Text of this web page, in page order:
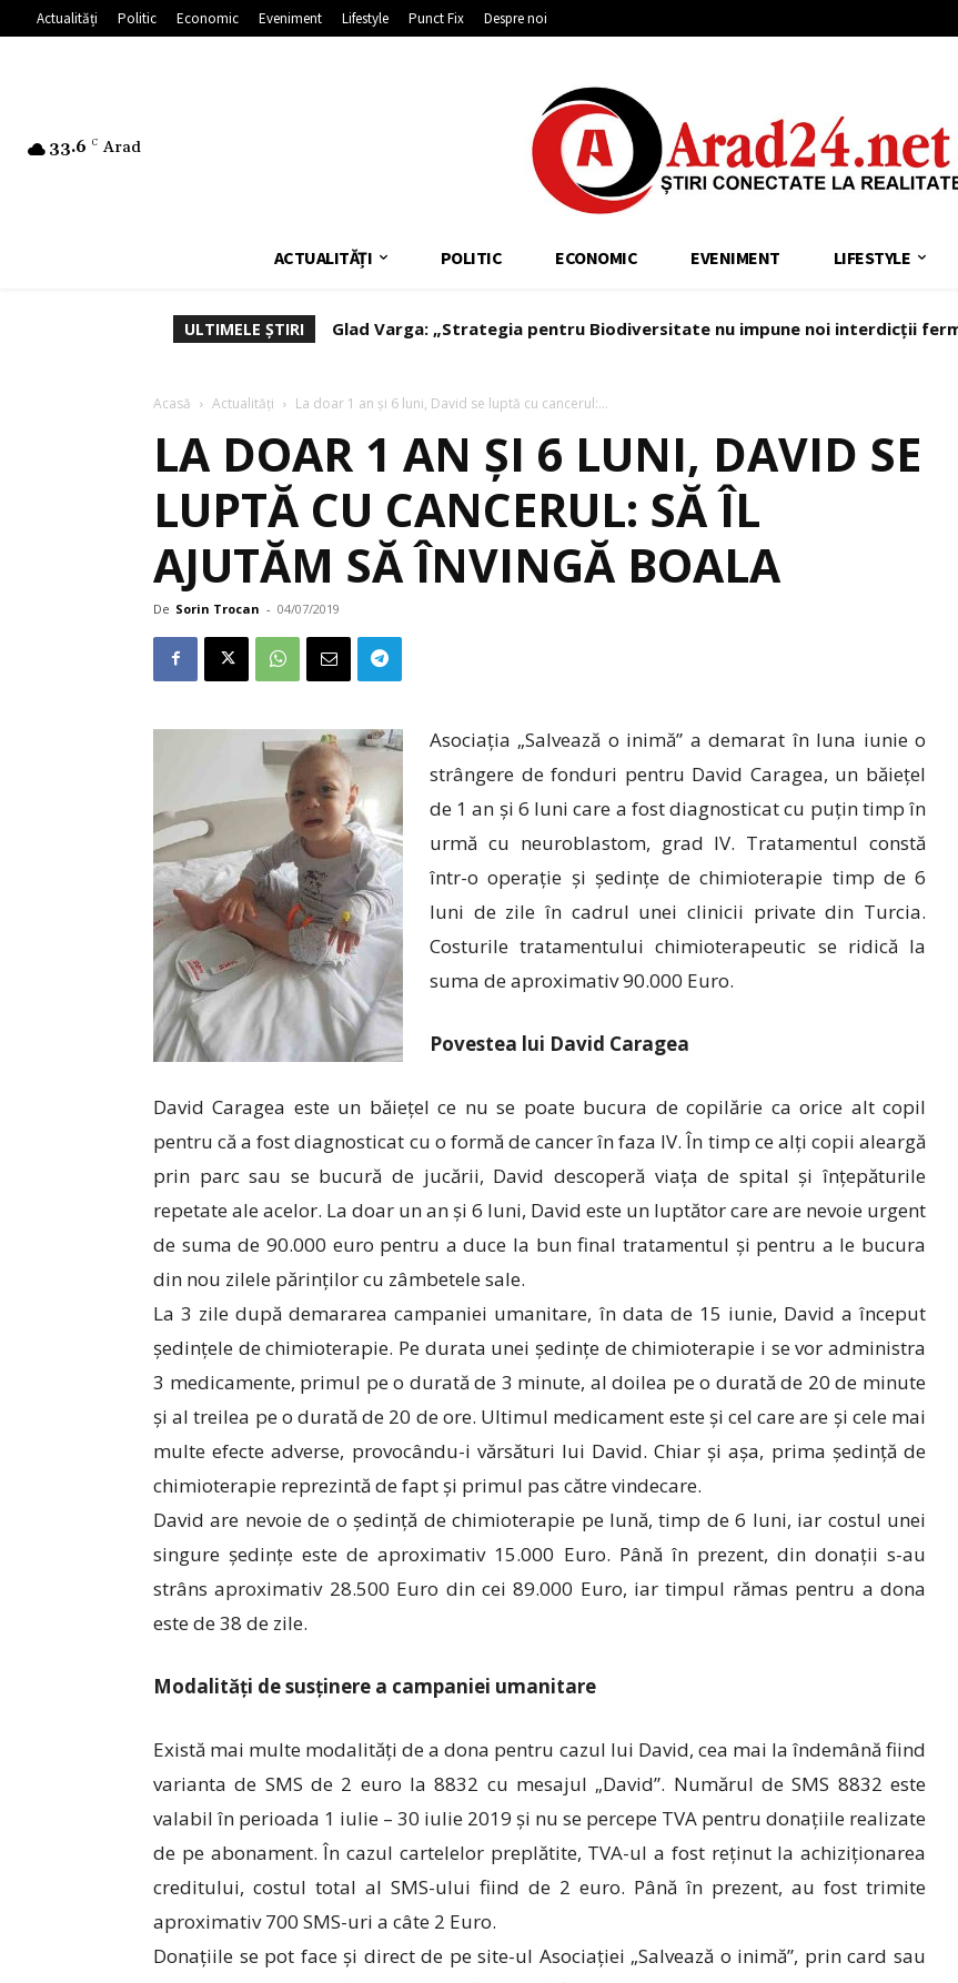
Actualități Politic Economic Eveniment Lifestyle Punct Fix Despre noi
33.6 C Arad
ACTUALITĂȚI POLITIC ECONOMIC EVENIMENT LIFESTYLE
ULTIMELE ȘTIRI
Glad Varga: „Strategia pentru Biodiversitate nu impune noi interdicții
Deputatul Vasile Nagy: Locuitorii din Sântana au dreptul la un oraș mai
Acasă Actualități La doar 1 an și 6 luni, David se luptă cu cancerul:...
LA DOAR 1 AN ȘI 6 LUNI, DAVID SE
LUPTĂ CU CANCERUL: SĂ ÎL
AJUTĂM SĂ ÎNVINGĂ BOALA
De Sorin Trocan - 04/07/2019
Asociația „Salvează o inimă” a demarat în luna iunie o
strângere de fonduri pentru David Caragea, un băiețel
de 1 an și 6 luni care a fost diagnosticat cu puțin timp în
urmă cu neuroblastom, grad IV. Tratamentul constă
într-o operație și ședințe de chimioterapie timp de 6
luni de zile în cadrul unei clinicii private din Turcia.
Costurile tratamentului chimioterapeutic se ridică la
suma de aproximativ 90.000 Euro.
Povestea lui David Caragea
David Caragea este un băiețel ce nu se poate bucura de copilărie ca orice alt copil
pentru că a fost diagnosticat cu o formă de cancer în faza IV. În timp ce alți copii aleargă
prin parc sau se bucură de jucării, David descoperă viața de spital și înțepăturile
repetate ale acelor. La doar un an și 6 luni, David este un luptător care are nevoie urgent
de suma de 90.000 euro pentru a duce la bun final tratamentul și pentru a le bucura
din nou zilele părinților cu zâmbetele sale.
La 3 zile după demararea campaniei umanitare, în data de 15 iunie, David a început
ședințele de chimioterapie. Pe durata unei ședințe de chimioterapie i se vor administra
3 medicamente, primul pe o durată de 3 minute, al doilea pe o durată de 20 de minute
și al treilea pe o durată de 20 de ore. Ultimul medicament este și cel care are și cele mai
multe efecte adverse, provocându-i vărsături lui David. Chiar și așa, prima ședință de
chimioterapie reprezintă de fapt și primul pas către vindecare.
David are nevoie de o ședință de chimioterapie pe lună, timp de 6 luni, iar costul unei
singure ședințe este de aproximativ 15.000 Euro. Până în prezent, din donații s-au
strâns aproximativ 28.500 Euro din cei 89.000 Euro, iar timpul rămas pentru a dona
este de 38 de zile.
Modalități de susținere a campaniei umanitare
Există mai multe modalități de a dona pentru cazul lui David, cea mai la îndemână fiind
varianta de SMS de 2 euro la 8832 cu mesajul „David”. Numărul de SMS 8832 este
valabil în perioada 1 iulie – 30 iulie 2019 și nu se percepe TVA pentru donațiile realizate
de pe abonament. În cazul cartelelor preplătite, TVA-ul a fost reținut la achiziționarea
creditului, costul total al SMS-ului fiind de 2 euro. Până în prezent, au fost trimite
aproximativ 700 SMS-uri a câte 2 Euro.
Donațiile se pot face și direct de pe site-ul Asociației „Salvează o inimă”, prin card sau